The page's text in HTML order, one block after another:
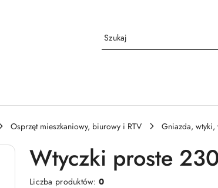
Osprzęt mieszkaniowy, biurowy i RTV Gniazda, wtyki,
Wtyczki proste
Liczba produktów:0